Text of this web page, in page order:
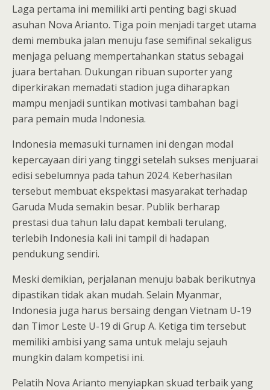
Laga pertama ini memiliki arti penting bagi skuad
asuhan Nova Arianto. Tiga poin menjadi target utama
demi membuka jalan menuju fase semifinal sekaligus
menjaga peluang mempertahankan status sebagai
juara bertahan. Dukungan ribuan suporter yang
diperkirakan memadati stadion juga diharapkan
mampu menjadi suntikan motivasi tambahan bagi
para pemain muda Indonesia.
Indonesia memasuki turnamen ini dengan modal
kepercayaan diri yang tinggi setelah sukses menjuarai
edisi sebelumnya pada tahun 2024. Keberhasilan
tersebut membuat ekspektasi masyarakat terhadap
Garuda Muda semakin besar. Publik berharap
prestasi dua tahun lalu dapat kembali terulang,
terlebih Indonesia kali ini tampil di hadapan
pendukung sendiri.
Meski demikian, perjalanan menuju babak berikutnya
dipastikan tidak akan mudah. Selain Myanmar,
Indonesia juga harus bersaing dengan Vietnam U-19
dan Timor Leste U-19 di Grup A. Ketiga tim tersebut
memiliki ambisi yang sama untuk melaju sejauh
mungkin dalam kompetisi ini.
Pelatih Nova Arianto menyiapkan skuad terbaik yang